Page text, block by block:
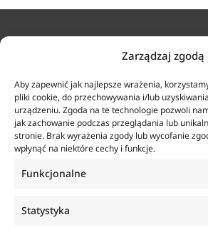
Zarządzaj zgodą
Aby zapewnić jak najlepsze wrażenia,
pliki cookie, do przechowywania i/lub
urządzeniu. Zgoda na te technologie pozwoli
jak zachowanie podczas przeglądania lub
stronie. Brak wyrażenia zgody lub wycofanie
wpłynąć na niektóre cechy i funkcje.
Funkcjonalne
Statystyka
ul. Tarcice 11, 80-718
Gdańsk
+48 58 342 24 15
Biuro czynne w godzinach
8:00-16:00
sklep@anticorr.pl
INFORMACJE
O firmie
Regulamin
Polityka
Płatność i
Zwroty i